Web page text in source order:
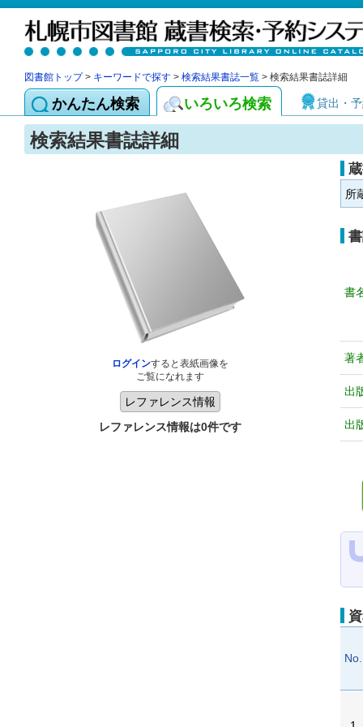
図書館トップ> キーワードで探す > 検索結果書誌一覧 > 検索結果書誌詳細
かんたん検索 いろいろ検索 貸出・
検索結果書誌詳細
ログインすると表紙画像を
ご覧になれます
レファレンス情報は0件です
所
書
著
出
出
No.